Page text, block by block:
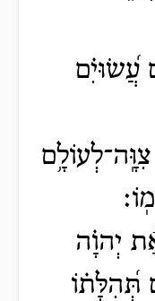
עֲ֝שׂוּיִ֗ם
יְהוָ֗ה
תְּ֝הִלָּת֗וֹ